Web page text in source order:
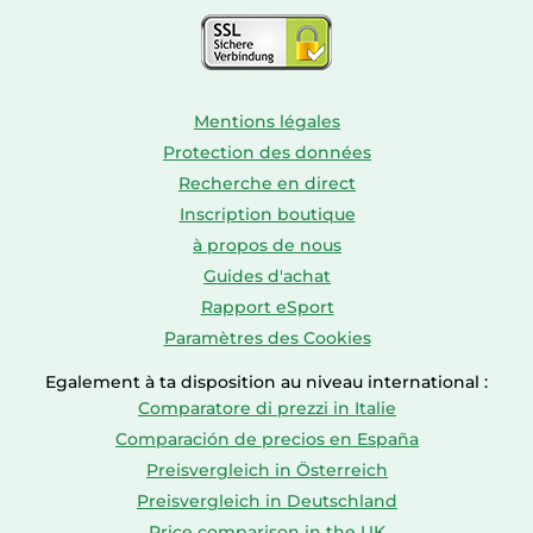
Mentions légales
Protection des données
Recherche en direct
Inscription boutique
à propos de nous
Guides d'achat
Rapport eSport
Paramètres des Cookies
Egalement à ta disposition au niveau international :
Comparatore di prezzi in Italie
Comparación de precios en España
Preisvergleich in Österreich
Preisvergleich in Deutschland